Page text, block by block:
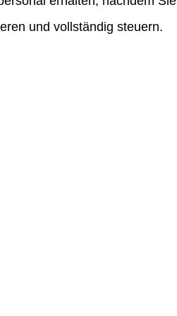
und vollständig steuern.